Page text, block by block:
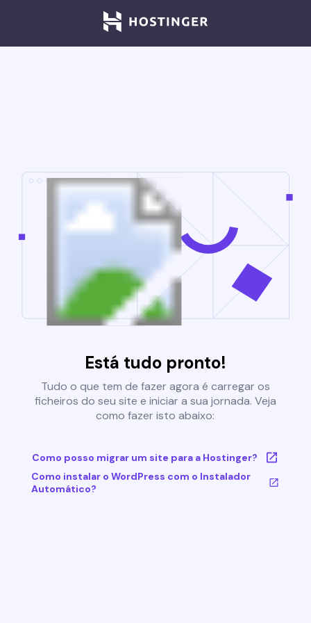
Está tudo pronto!
Tudo o que tem de fazer agora é carregar os
ficheiros do seu site e iniciar a sua jornada. Veja
como fazer isto abaixo:
Como posso migrar um site para a Hostinger?
Como instalar o WordPress com o Instalador
Automático?